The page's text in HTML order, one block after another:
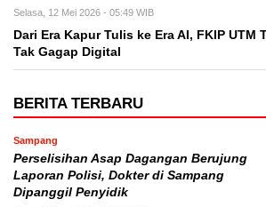
Selasa, 12 Mei 2026 - 05:49 WIB
Dari Era Kapur Tulis ke Era AI, FKIP UTM
Tak Gagap Digital
BERITA TERBARU
Sampang
Perselisihan Asap Dagangan Berujung
Laporan Polisi, Dokter di Sampang
Dipanggil Penyidik